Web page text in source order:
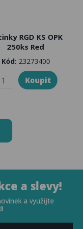
RGD KS OPK
250ks Red
Kód: 23273400
a slevy!
a využijte